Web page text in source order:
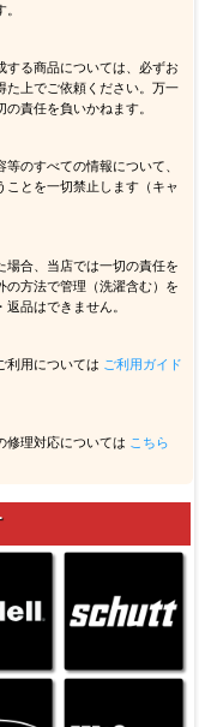
する商品については、必ずお
た上でご依頼ください。万一
責任を負いかねます。
のすべての情報について、
ことを一切禁止します（キャ
場合、当店では一切の責任を
の方法で管理（洗濯含む）を
品はできません。
利用については ご利用ガイド
修理対応については こちら